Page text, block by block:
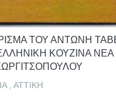
ΤΟΥ ΑΝΤΩΝΗ
ΚΟΥΖΙΝΑ ΝΕΑ
, ΑΤΤΙΚΗ